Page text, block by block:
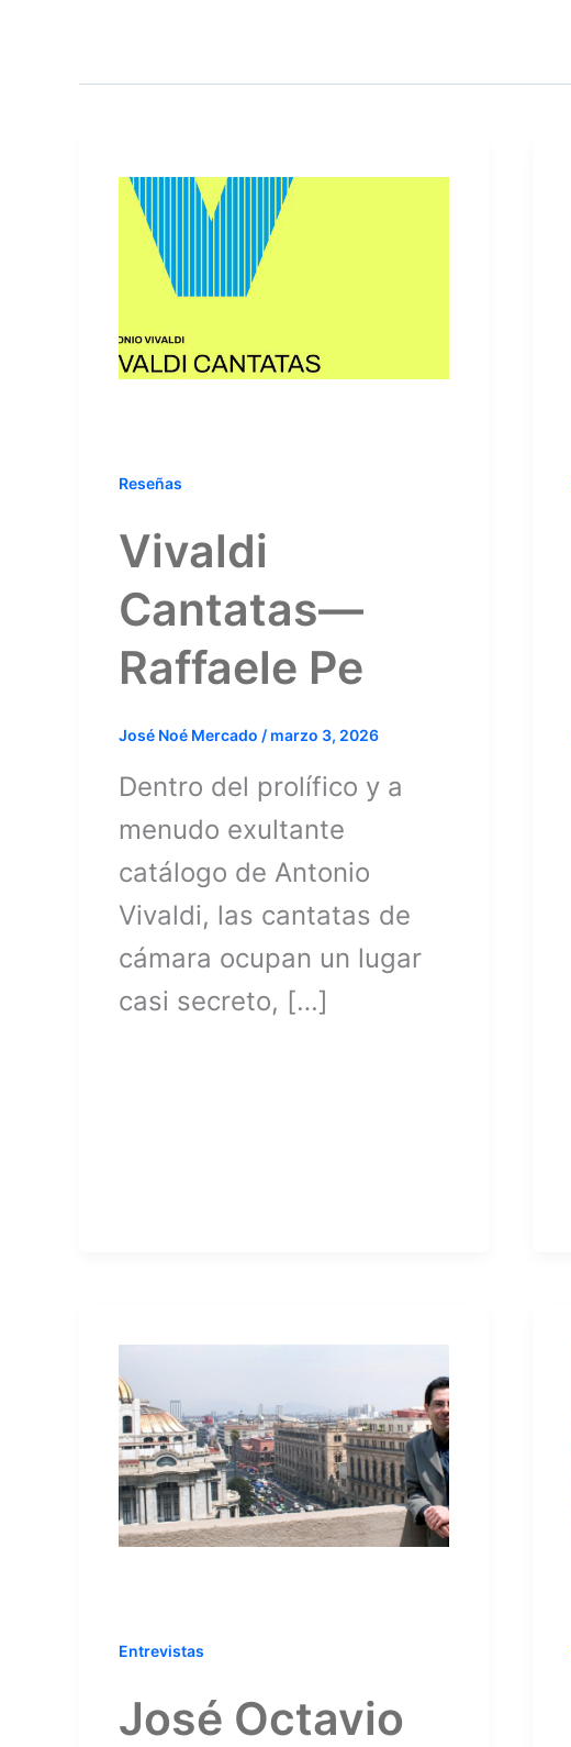
Reseñas
Vivaldi
Cantatas—
Raffaele Pe
José Noé Mercado / marzo 3, 2026
Dentro del prolífico y a
menudo exultante
catálogo de Antonio
Vivaldi, las cantatas de
cámara ocupan un lugar
casi secreto, […]
Entrevistas
José Octavio